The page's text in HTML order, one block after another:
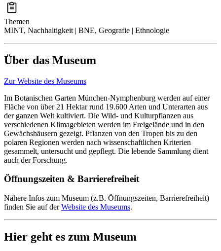
Themen
MINT, Nachhaltigkeit | BNE, Geografie | Ethnologie
Über das Museum
Zur Website des Museums
Im Botanischen Garten München-Nymphenburg werden auf einer
Fläche von über 21 Hektar rund 19.600 Arten und Unterarten aus
der ganzen Welt kultiviert. Die Wild- und Kulturpflanzen aus
verschiedenen Klimagebieten werden im Freigelände und in den
Gewächshäusern gezeigt. Pflanzen von den Tropen bis zu den
polaren Regionen werden nach wissenschaftlichen Kriterien
gesammelt, untersucht und gepflegt. Die lebende Sammlung dient
auch der Forschung.
Öffnungszeiten & Barrierefreiheit
Nähere Infos zum Museum (z.B. Öffnungszeiten, Barrierefreiheit)
finden Sie auf derWebsite des Museums.
Hier geht es zum Museum